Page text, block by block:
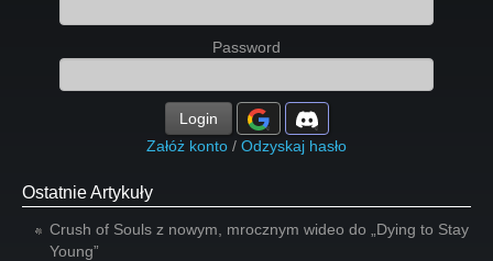
Password
Login
Załóż konto / Odzyskaj hasło
Ostatnie Artykuły
Crush of Souls z nowym, mrocznym wideo do „Dying to Stay
Young”